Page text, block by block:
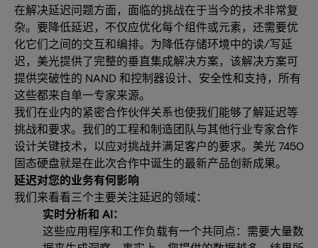
在解决延迟问题方面，面临的挑战在于当今的技术非常复
杂。要降低延迟，不仅应优化每个组件或元素，还需要优
化它们之间的交互和编排。为降低存储环境中的读/写延
迟，美光提供了完整的垂直集成解决方案，该解决方案可
提供突破性的 NAND 和控制器设计、安全性和支持，所有
这些都来自单一专家来源。
我们在业内的紧密合作伙伴关系也使我们能够了解延迟等
挑战和要求。我们的工程和制造团队与其他行业专家合作
设计关键技术，以应对挑战并满足客户的要求。美光 7450
固态硬盘就是在此次合作中诞生的最新产品创新成果。
延迟对您的业务有何影响
我们来看看三个主要关注延迟的领域：
实时分析和 AI：
这些应用程序和工作负载有一个共同点：需要大量数